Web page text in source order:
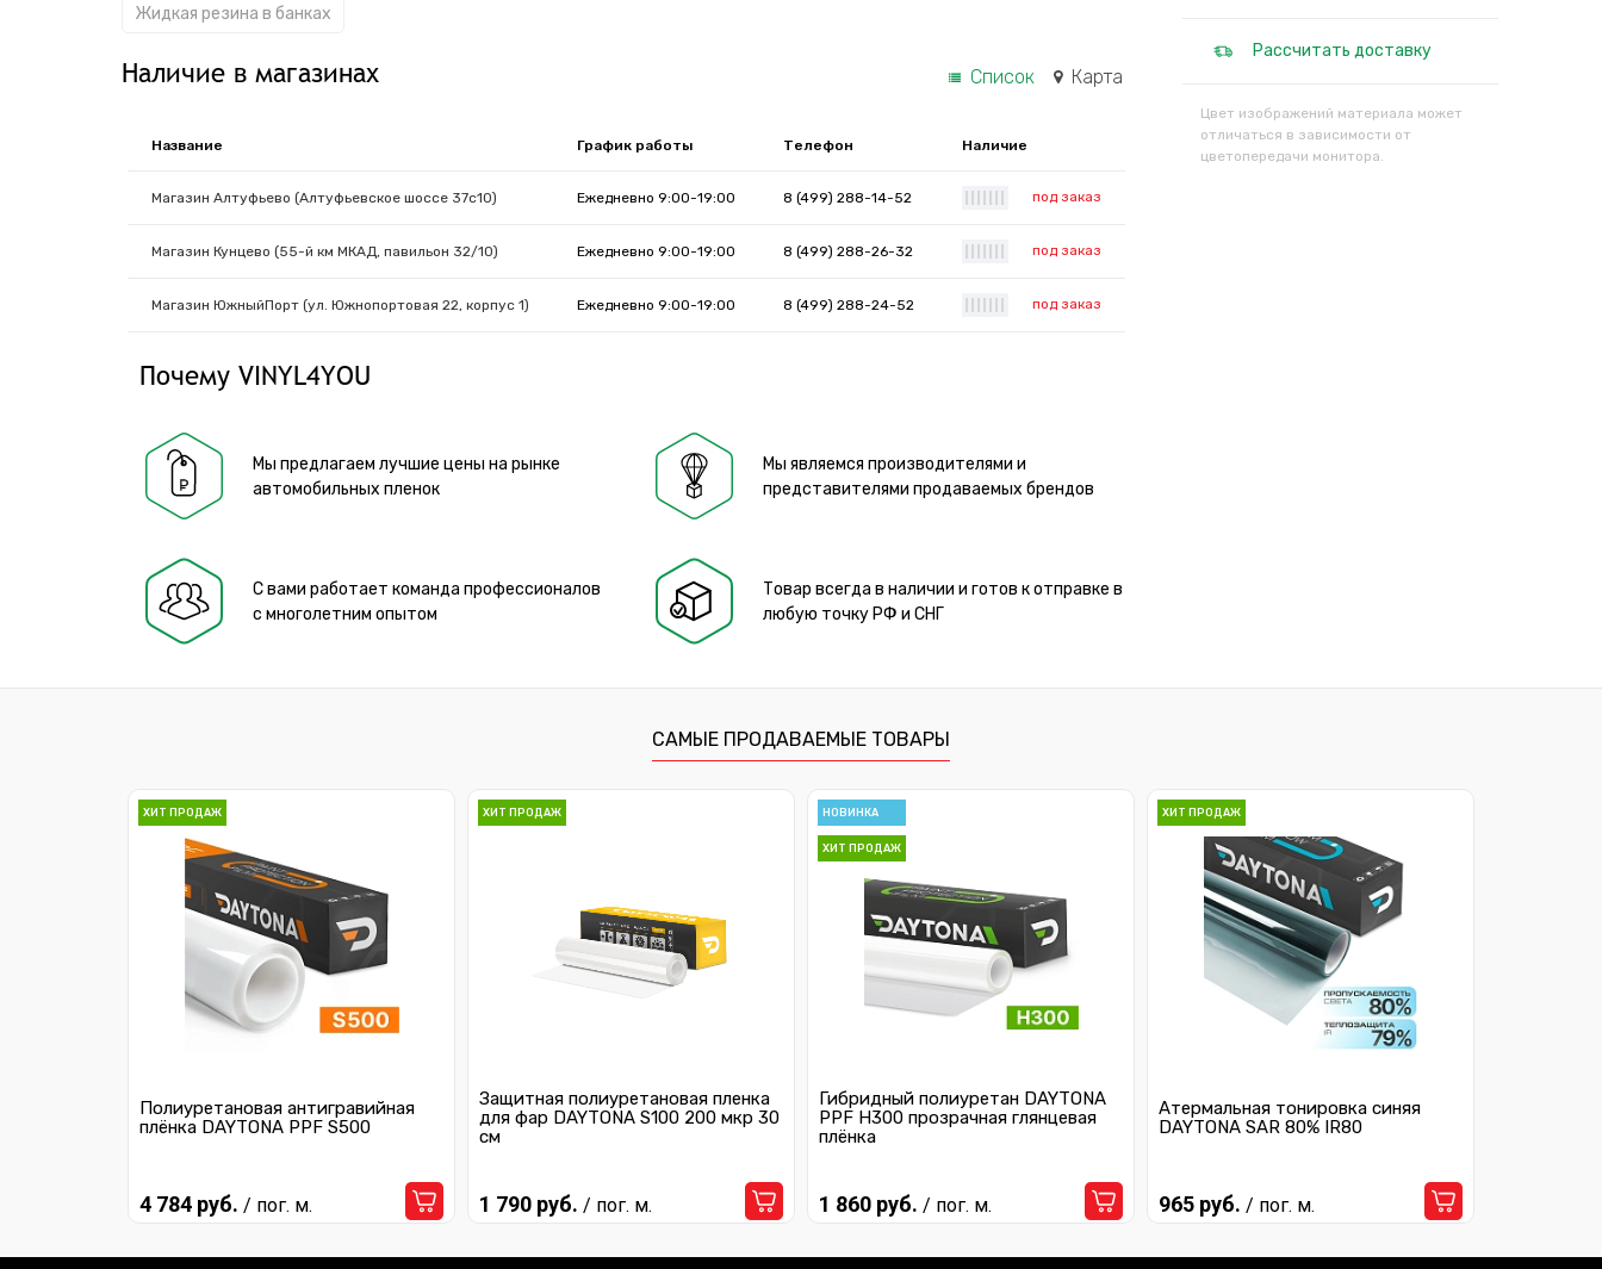
Рассчитать доставку
Цвет изображений материала может
отличаться в зависимости от
цветопередачи монитора.
Жидкая резина в банках
Наличие в магазинах Список Карта
Название График работы Телефон Наличие
Магазин Алтуфьево (Алтуфьевское шоссе 37с10) Ежедневно 9:00-19:00 8 (499) 288-14-52 под заказ
Магазин Кунцево (55-й км МКАД, павильон 32/10) Ежедневно 9:00-19:00 8 (499) 288-26-32 под заказ
Магазин ЮжныйПорт (ул. Южнопортовая 22, корпус 1) Ежедневно 9:00-19:00 8 (499) 288-24-52 под заказ
Почему VINYL4YOU
Мы предлагаем лучшие цены на рынке
автомобильных пленок
Мы являемся производителями и
представителями продаваемых брендов
С вами работает команда профессионалов
с многолетним опытом
Товар всегда в наличии и готов к отправке в
любую точку РФ и СНГ
САМЫЕ ПРОДАВАЕМЫЕ ТОВАРЫ
ХИТ ПРОДАЖ
Полиуретановая антигравийная
плёнка DAYTONA PPF S500
4 784 руб. / пог. м.
ХИТ ПРОДАЖ
Защитная полиуретановая пленка
для фар DAYTONA S100 200 мкр 30
см
1 790 руб. / пог. м.
НОВИНКА
ХИТ ПРОДАЖ
Гибридный полиуретан DAYTONA
PPF H300 прозрачная глянцевая
плёнка
1 860 руб. / пог. м.
ХИТ ПРОДАЖ
Атермальная тонировка синяя
DAYTONA SAR 80% IR80
965 руб. / пог. м.